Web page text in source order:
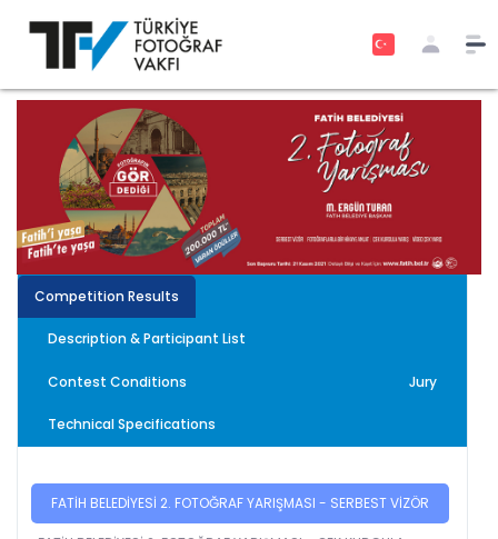
Competition Results
Description & Participant List
Contest Conditions Jury
Technical Specifications
FATİH BELEDİYESİ 2. FOTOĞRAF YARIŞMASI - SERBEST VİZÖR